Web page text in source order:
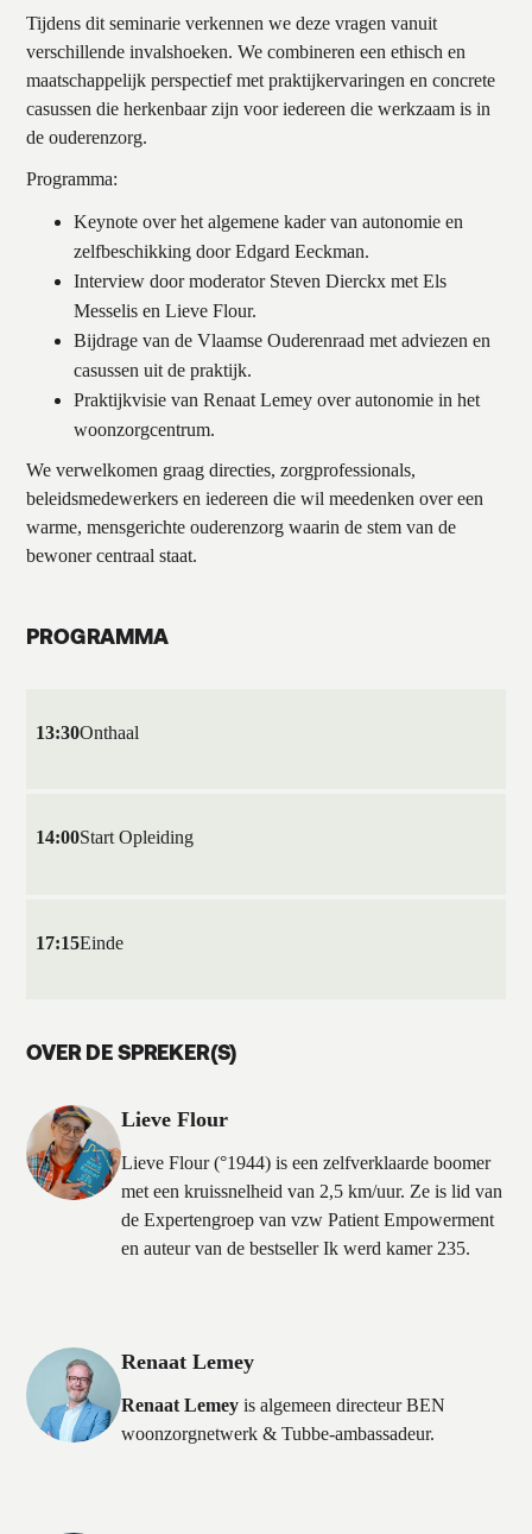
Tijdens dit seminarie verkennen we deze vragen vanuit
verschillende invalshoeken. We combineren een ethisch en
maatschappelijk perspectief met praktijkervaringen en concrete
casussen die herkenbaar zijn voor iedereen die werkzaam is in
de ouderenzorg.
Programma:
Keynote over het algemene kader van autonomie en
zelfbeschikking door Edgard Eeckman.
Interview door moderator Steven Dierckx met Els
Messelis en Lieve Flour.
Bijdrage van de Vlaamse Ouderenraad met adviezen en
casussen uit de praktijk.
Praktijkvisie van Renaat Lemey over autonomie in het
woonzorgcentrum.
We verwelkomen graag directies, zorgprofessionals,
beleidsmedewerkers en iedereen die wil meedenken over een
warme, mensgerichte ouderenzorg waarin de stem van de
bewoner centraal staat.
PROGRAMMA
13:30Onthaal
14:00Start Opleiding
17:15Einde
OVER DE SPREKER(S)
Lieve Flour
Lieve Flour (°1944) is een zelfverklaarde boomer
met een kruissnelheid van 2,5 km/uur. Ze is lid van
de Expertengroep van vzw Patient Empowerment
en auteur van de bestseller Ik werd kamer 235.
Renaat Lemey
Renaat Lemey is algemeen directeur BEN
woonzorgnetwerk & Tubbe-ambassadeur.